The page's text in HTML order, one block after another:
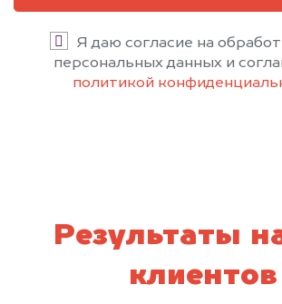
Я даю согласие на
персональных данных и
политикой
Результаты
клиентов